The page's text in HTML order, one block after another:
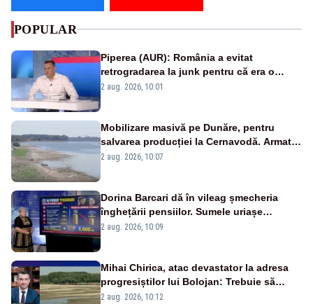
POPULAR
Piperea (AUR): România a evitat
retrogradarea la junk pentru că era o
catastrofă pentru bănci și fondurile de
2 aug. 2026, 10:01
Mobilizare masivă pe Dunăre, pentru
salvarea producției la Cernavodă. Armata
va detona o stâncă și va devia apa
2 aug. 2026, 10:07
Dorina Barcari dă în vileag șmecheria
înghețării pensiilor. Sumele uriașe
pierdute de fiecare român
2 aug. 2026, 10:09
Mihai Chirica, atac devastator la adresa
progresiștilor lui Bolojan: Trebuie să
protejăm și natura, dar nu șținem omaneii
2 aug. 2026, 10:12